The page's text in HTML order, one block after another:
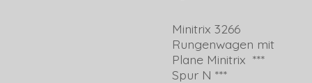
Minitrix 3266
Rungenwagen mit
Plane Minitrix ***
Spur N ***